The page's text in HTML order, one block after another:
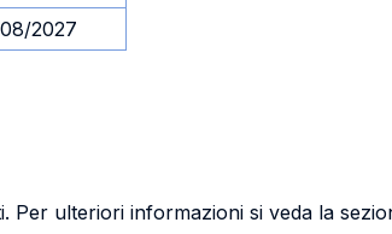
2027
ulteriori informazioni si veda la